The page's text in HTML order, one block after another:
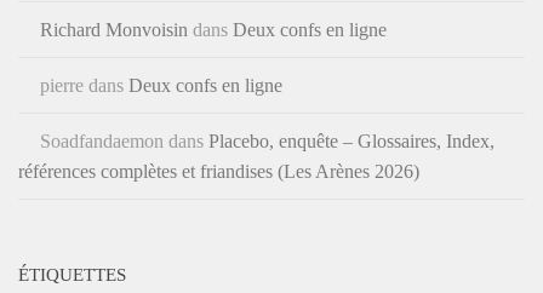
Richard Monvoisin dans Deux confs en ligne
pierre dans Deux confs en ligne
Soadfandaemon dans Placebo, enquête – Glossaires, Index,
références complètes et friandises (Les Arènes 2026)
ÉTIQUETTES